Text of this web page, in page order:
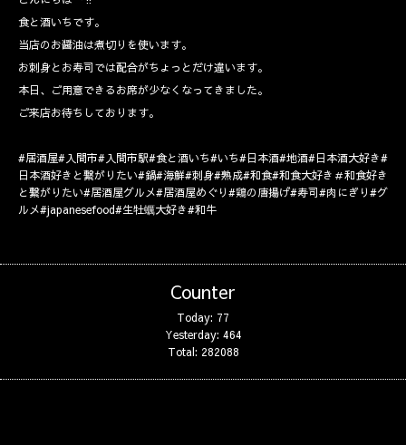
食と酒いちです。
当店のお醤油は煮切りを使います。
お刺身とお寿司では配合がちょっとだけ違います。
本日、ご用意できるお席が少なくなってきました。
ご来店お待ちしております。
#居酒屋#入間市#入間市駅#食と酒いち#いち#日本酒#地酒#日本酒大好き#
日本酒好きと繋がりたい#鍋#海鮮#刺身#熟成#和食#和食大好き＃和食好き
と繋がりたい#居酒屋グルメ#居酒屋めぐり#鶏の唐揚げ#寿司#肉にぎり#グ
ルメ#japanesefood#生牡蠣大好き#和牛
Counter
Today: 77
Yesterday: 464
Total: 282088